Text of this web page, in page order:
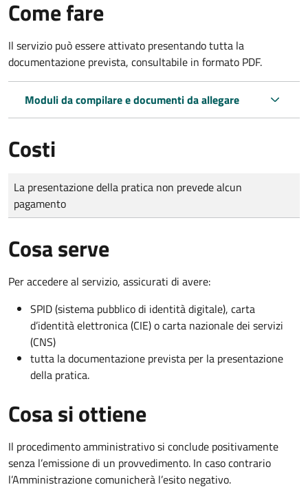
Come fare
Il servizio può essere attivato presentando tutta la
documentazione prevista, consultabile in formato PDF.
Moduli da compilare e documenti da allegare
Costi
Tipo di pagamento
Importo
La presentazione della pratica non prevede alcun
pagamento
Cosa serve
Per accedere al servizio, assicurati di avere:
SPID (sistema pubblico di identità digitale), carta
d’identità elettronica (CIE) o carta nazionale dei servizi
(CNS)
tutta la documentazione prevista per la presentazione
della pratica.
Cosa si ottiene
Il procedimento amministrativo si conclude positivamente
senza l’emissione di un provvedimento. In caso contrario
l’Amministrazione comunicherà l’esito negativo.